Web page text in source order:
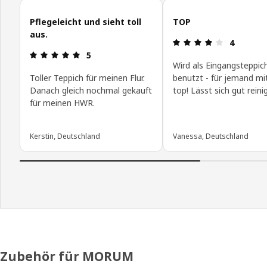
Kundenbewertungen überspringen
Pflegeleicht und sieht toll
aus.
Bewertung: 5 von 5 Sterne
5
Toller Teppich für meinen Flur.
Danach gleich nochmal gekauft
für meinen HWR.
Kerstin, Deutschland
TOP
4
Wird als
benutzt - für jemand
top! Lässt sich gut
Vanessa, Deutschland
Zubehör für MORUM